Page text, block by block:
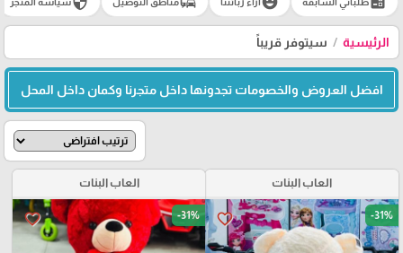
الرئيسية سيتوفر قريباً
افضل العروض والخصومات تجدونها داخل متجرنا وكمان داخل المحل
العاب البنات
favorite_border -31%
العاب البنات
favorite_border -31%